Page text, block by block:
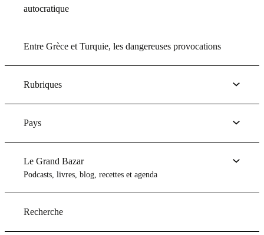
autocratique
Entre Grèce et Turquie, les dangereuses provocations
Rubriques
Pays
Le Grand Bazar
Podcasts, livres, blog, recettes et agenda
Recherche